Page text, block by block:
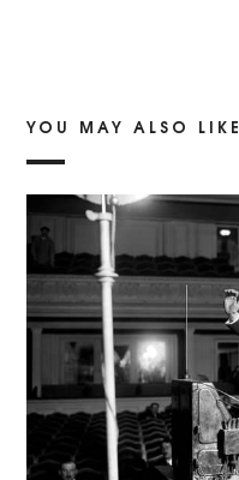
YOU MAY ALSO LIKE